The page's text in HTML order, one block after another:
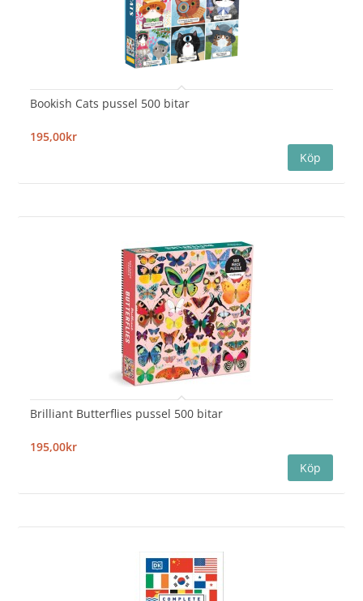
Bookish Cats pussel 500 bitar
195,00kr
Brilliant Butterflies pussel 500 bitar
195,00kr